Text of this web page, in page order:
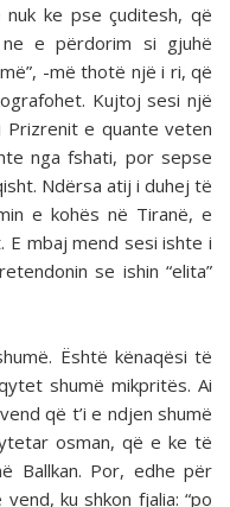
ke pse çuditesh, që
e përdorim si gjuhë
-më thotë një i ri, që
Kujtoj sesi një
e quante veten
nga fshati, por sepse
Ndërsa atij i duhej të
e kohës në Tiranë, e
E mbaj mend sesi ishte i
se ishin “elita”
Është kënaqësi të
shumë mikpritës. Ai
që t’i e ndjen shumë
osman, që e ke të
Ballkan. Por, edhe për
ku shkon fjalia: “po